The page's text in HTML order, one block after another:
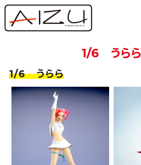
フィギュアモデル完成品
フィギュアモデルキット
マスキングテープ
1/6 うらら
1/6 うらら